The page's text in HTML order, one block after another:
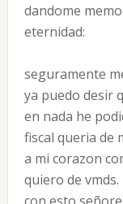
dandome
eternidad:
seguramente
ya puedo desir
en nada he
fiscal queria de
a mi corazon
quiero de
con esto